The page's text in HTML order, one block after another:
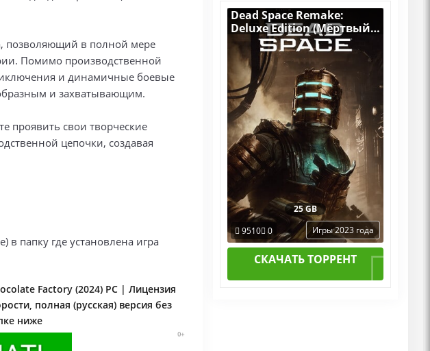
позволяющий в полной мере
Помимо производственной
и динамичные боевые
и захватывающим.
проявить свои творческие
цепочки, создавая
в папку где установлена игра
Factory (2024) PC | Лицензия
полная (русская) версия без
ниже
Dead Space Remake:
Deluxe Edition (Мёртвый
Космос: Ремейк) v.Build
10602756 [RUS|ENG] (2023)
PC RePack от Десептикон
+ ALL DLC
25 GB
9510 0 Игры 2023 года
СКАЧАТЬ ТОРРЕНТ